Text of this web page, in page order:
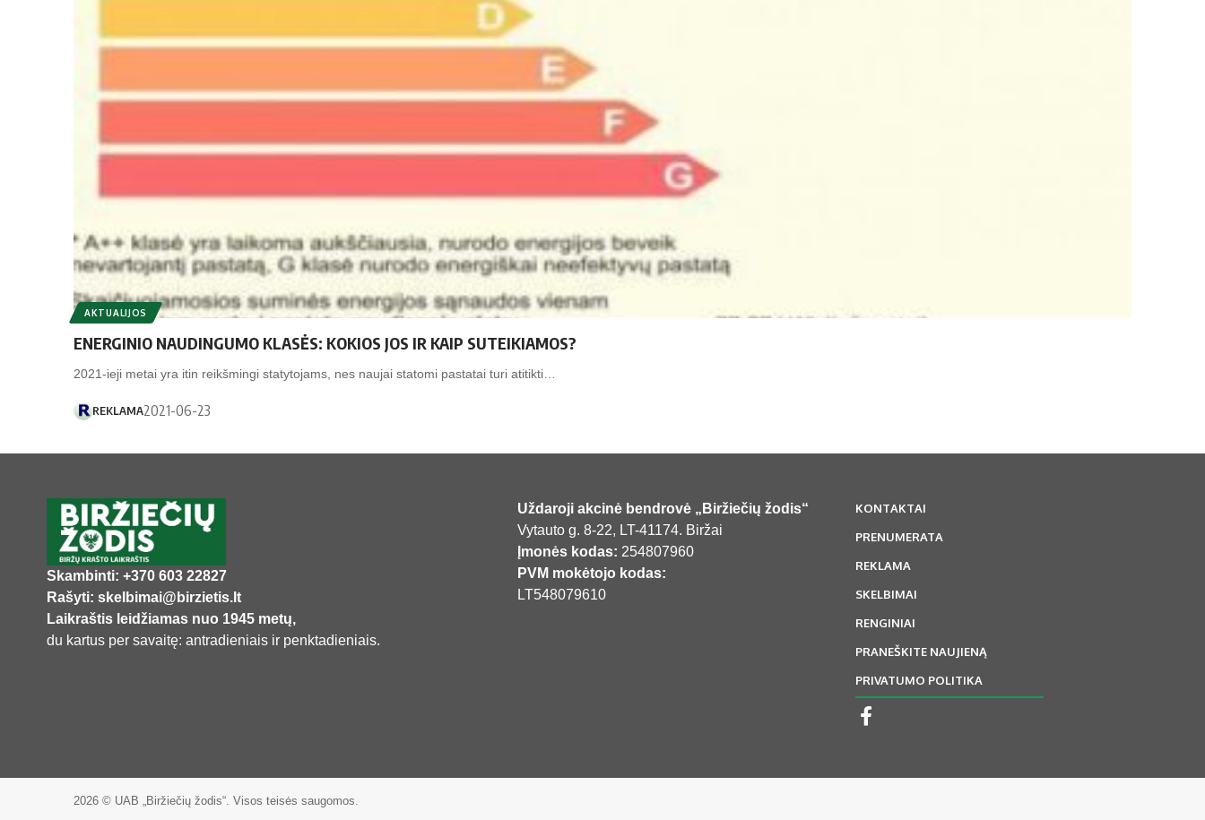
AKTUALIJOS
ENERGINIO NAUDINGUMO KLASĖS: KOKIOS JOS IR KAIP SUTEIKIAMOS?
2021-ieji metai yra itin reikšmingi statytojams, nes naujai statomi pastatai turi atitikti…
REKLAMA2021-06-23
Skambinti: +370 603 22827
Rašyti: skelbimai@birzietis.lt
Laikraštis leidžiamas nuo 1945 metų,
du kartus per savaitę: antradieniais ir penktadieniais.
Uždaroji akcinė bendrovė „Biržiečių žodis“
Vytauto g. 8-22, LT-41174. Biržai
Įmonės kodas: 254807960
PVM mokėtojo kodas:
LT548079610
KONTAKTAI
PRENUMERATA
REKLAMA
SKELBIMAI
RENGINIAI
PRANEŠKITE NAUJIENĄ
PRIVATUMO POLITIKA
2026 © UAB „Biržiečių žodis“. Visos teisės saugomos.